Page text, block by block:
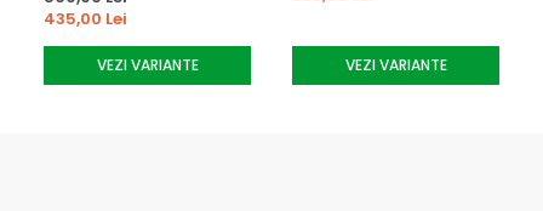
echipamente fiabile si performante.
435,00 Lei
VEZI VARIANTE VEZI VARIANTE